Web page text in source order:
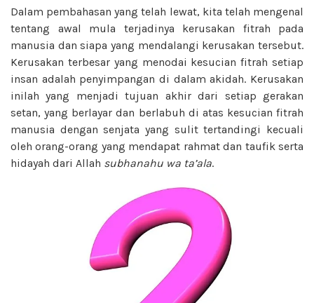
Dalam pembahasan yang telah lewat, kita telah mengenal
tentang awal mula terjadinya kerusakan fitrah pada
manusia dan siapa yang mendalangi kerusakan tersebut.
Kerusakan terbesar yang menodai kesucian fitrah setiap
insan adalah penyimpangan di dalam akidah. Kerusakan
inilah yang menjadi tujuan akhir dari setiap gerakan
setan, yang berlayar dan berlabuh di atas kesucian fitrah
manusia dengan senjata yang sulit tertandingi kecuali
oleh orang-orang yang mendapat rahmat dan taufik serta
hidayah dari Allah subhanahu wa ta’ala.